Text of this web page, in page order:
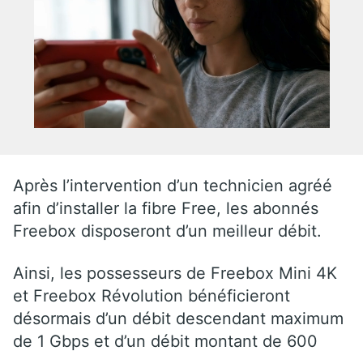
Après l’intervention d’un technicien agréé
afin d’installer la fibre Free, les abonnés
Freebox disposeront d’un meilleur débit.
Ainsi, les possesseurs de Freebox Mini 4K
et Freebox Révolution bénéficieront
désormais d’un débit descendant maximum
de 1 Gbps et d’un débit montant de 600